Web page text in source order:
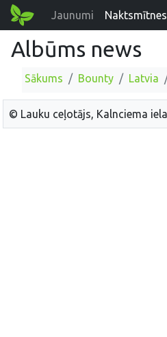
Jaunumi Naktsmītnes
Albūms news
Sākums Bounty Latvia
© Lauku ceļotājs, Kalnciema